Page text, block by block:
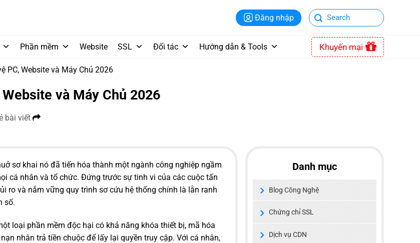
Đăng nhập
Phần mềm Website SSL Đối tác Hướng dẫn & Tools Khuyến mại
PC, Website và Máy Chủ 2026
và Máy Chủ 2026
bài viết
sơ khai nó đã tiến hóa thành một ngành công nghiệp ngầm
cá nhân và tổ chức. Đứng trước sự tinh vi của các cuộc tấn
ro và nắm vững quy trình sơ cứu hệ thống chính là lằn ranh
số.
loại phần mềm độc hại có khả năng khóa thiết bị, mã hóa
nhân trả tiền chuộc để lấy lại quyền truy cập. Với cá nhân,
Danh mục
Blog Công Nghệ
Chứng chỉ SSL
Dịch vụ CDN